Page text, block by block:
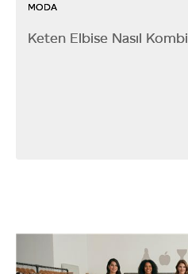
MODA
Keten Elbise Nasıl